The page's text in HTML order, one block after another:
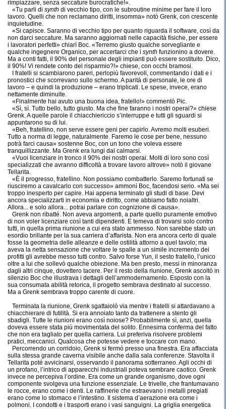
rimpiazzare, senza seccature burocratiche!».
«Tu parli di synth di vecchio tipo, con le subroutine minime per fare il loro
lavoro. Quelli che non reclamano diritti, insomma» notò Grenk, con crescente
inquietudine.
«Si capisce. Saranno di vecchio tipo per quanto riguarda il software, così da
non darci seccature. Ma saranno aggiornati nelle capacità fisiche, per essere
i lavoratori perfetti» chiarì Boc. «Terremo giusto qualche sorvegliante e
qualche ingegnere Organico, per accertarci che i synth funzionino a dovere.
Ma a conti fatti, il 90% del personale degli impianti può essere sostituito. Dico,
il 90%! Vi rendete conto del risparmio?!» chiese, con occhi bramosi.
I fratelli si scambiarono pareri, perlopiù favorevoli, commentando i dati e i
pronostici che scorrevano sullo schermo. A parità di personale, le ore di
lavoro – e quindi la produzione – erano triplicati. Le spese, invece, erano
nettamente diminuite.
«Finalmente hai avuto una buona idea, fratello!» commentò Pic.
«Sì, sì. Tutto bello, tutto giusto. Ma che fine faranno i nostri operai?» chiese
Grenk. A quelle parole il chiacchiericcio s’interruppe e tutti gli sguardi si
appuntarono su di lui.
«Beh, fratellino, non serve essere geni per capirlo. Avremo molti esuberi.
Tutto a norma di legge, naturalmente. Faremo le cose per bene, nessuno
potrà farci causa» sostenne Boc, con un tono che voleva essere
tranquillizzante. Ma Grenk era lungi dal calmarsi.
«Vuoi licenziare in tronco il 90% dei nostri operai. Molti di loro sono così
specializzati che avranno difficoltà a trovare lavoro altrove» notò il giovane
Tellarita.
«È il progresso, fratellino. Non possiamo combatterlo. Saremo fortunati se
riusciremo a cavalcarlo con successo» ammonì Boc, facendosi serio. «Ma sei
troppo inesperto per capire. Hai appena terminato gli studi di base. Devi
ancora specializzarti in economia e diritto, come abbiamo fatto noialtri.
Allora... e solo allora... potrai parlare con cognizione di causa».
Grenk non ribatté. Non aveva argomenti, a parte quello puramente emotivo
di non voler licenziare così tanti dipendenti. E temeva di trovarsi solo contro
tutti, in quella prima riunione a cui era stato ammesso. Non sarebbe stato un
esordio brillante per la sua carriera d’affarista. Non era ancora certo di quale
fosse la geometria delle alleanze e delle ostilità attorno a quel tavolo; ma
aveva la netta sensazione che voltare le spalle a un simile incremento dei
profitti gli avrebbe messo tutti contro. Salvo forse Yun, il sesto fratello, l’unico
oltre a lui che sollevò qualche obiezione. Ma ben presto, messi in minoranza
dagli altri cinque, dovettero tacere. Per il resto della riunione, Grenk ascoltò in
silenzio Boc che illustrava i dettagli dell’ammodernamento. Esposto con la
sua consumata abilità retorica, il progetto sembrava destinato al successo.
Ma a Grenk sembrava troppo carente di cuore.
Terminata la riunione, Grenk sgattaiolò via mentre i fratelli si attardavano a
chiacchierare di futilità. Si era annoiato tanto da trattenere a stento gli
sbadigli. Tutte le riunioni erano così noiose? Probabilmente sì, anzi, quella
doveva essere stata più movimentata del solito. Ennesima conferma del fatto
che non era tagliato per quella carriera. Lui preferiva risolvere problemi
pratici, meccanici. Qualcosa che potesse vedere e toccare con mano.
Percorrendo un corridoio, Grenk si fermò presso una finestra. Era affacciata
sulla stessa grande caverna visibile anche dalla sala conferenze. Stavolta il
Tellarita poté avvicinarsi, osservando il panorama sotterraneo. Agli occhi di
un profano, l’intrico di apparecchi industriali poteva sembrare caotico. Grenk
invece ne percepiva l’ordine. Era come un grande organismo, dove ogni
componente svolgeva una funzione essenziale. Le trivelle, che frantumavano
le rocce, erano come i denti. Le raffinerie che estraevano i metalli pregiati
erano come lo stomaco e l’intestino. Il sistema d’aerazione era come i
polmoni. I condotti e i trasporti erano i vasi sanguigni. La griglia energetica